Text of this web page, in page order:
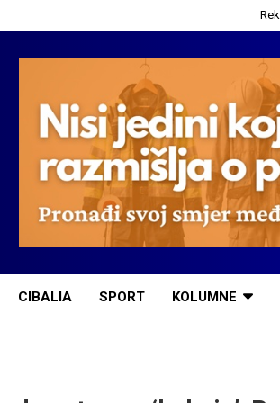
CIBALIA SPORT KOLUMNE